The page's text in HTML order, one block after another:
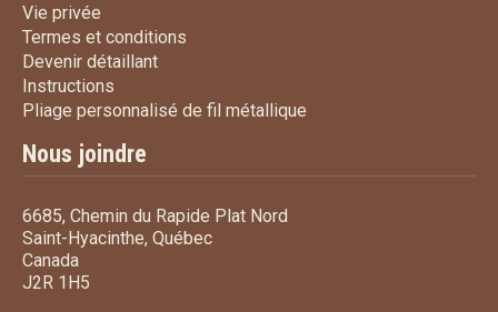
Vie privée
Termes et conditions
Devenir détaillantDevenir détaillant
Instructions
Pliage personnalisé de fil métallique
Nous joindre
6685, Chemin du Rapide Plat Nord
Saint-Hyacinthe, Québec
Canada
J2R 1H5